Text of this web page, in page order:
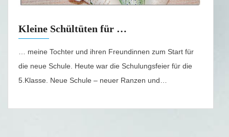
Kleine Schültüten für …
… meine Tochter und ihren Freundinnen zum Start für
die neue Schule. Heute war die Schulungsfeier für die
5.Klasse. Neue Schule – neuer Ranzen und…